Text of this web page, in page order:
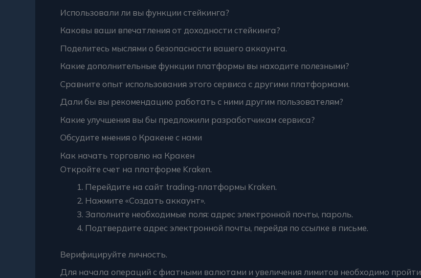
Использовали ли вы функции стейкинга?
Каковы ваши впечатления от доходности стейкинга?
Поделитесь мыслями о безопасности вашего аккаунта.
Какие дополнительные функции платформы вы находите полезными?
Сравните опыт использования этого сервиса с другими платформами.
Дали бы вы рекомендацию работать с ними другим пользователям?
Какие улучшения вы бы предложили разработчикам сервиса?
Обсудите мнения о Кракене с нами
Как начать торговлю на Кракен
Откройте счет на платформе Kraken.
Перейдите на сайт trading-платформы Kraken.
Нажмите «Создать аккаунт».
Заполните необходимые поля: адрес электронной почты, пароль.
Подтвердите адрес электронной почты, перейдя по ссылке в письме.
Верифицируйте личность.
Для начала операций с фиатными валютами и увеличения лимитов необходимо пройти